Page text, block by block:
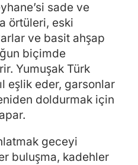
sade ve
örtüleri, eski
ve basit ahşap
biçimde
Yumuşak Türk
eşlik eder, garsonlar
doldurmak için
geceyi
buluşma, kadehler